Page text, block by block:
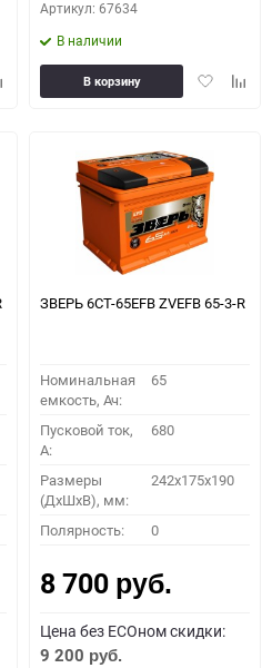
Артикул: 67634
В наличии
Добавить
В корзину
ЗВЕРЬ 6СТ-65EFB ZVEFB 65-3-R
Номинальная
емкость, Ач:
65
Пусковой ток,
A:
680
Размеры
(ДхШхВ), мм:
242x175x190
Полярность: 0
8 700 руб.
Цена без ECOном скидки:
9 200 руб.